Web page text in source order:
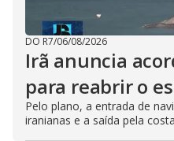
DO R7/06/08/2026
Irã anuncia
para reabrir o
Pelo plano, a entrada de
iranianas e a saída pela